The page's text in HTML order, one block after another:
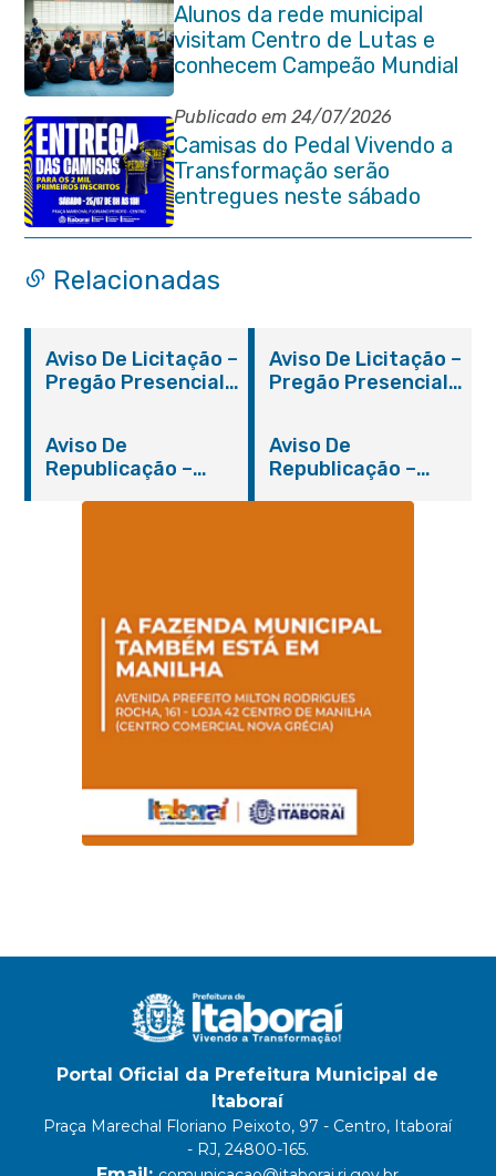
Alunos da rede municipal
visitam Centro de Lutas e
conhecem Campeão Mundial
de Taekwondo
Publicado em 24/07/2026
Camisas do Pedal Vivendo a
Transformação serão
entregues neste sábado
(25/07)
Relacionadas
Aviso De Licitação –
Pregão Presencial
Aviso De Licitação –
Pregão Presencial
Aviso De
Republicação –
Aviso De
Republicação –
Portal Oficial da Prefeitura Municipal de
Itaboraí
Praça Marechal Floriano Peixoto, 97 - Centro, Itaboraí
- RJ, 24800-165.